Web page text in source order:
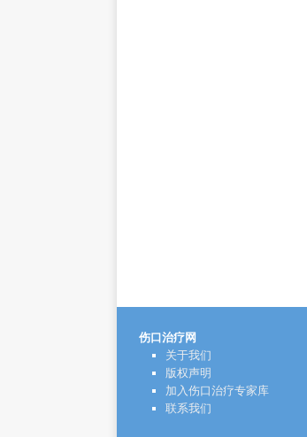
伤口治疗网
关于我们
版权声明
加入伤口治疗专家库
联系我们